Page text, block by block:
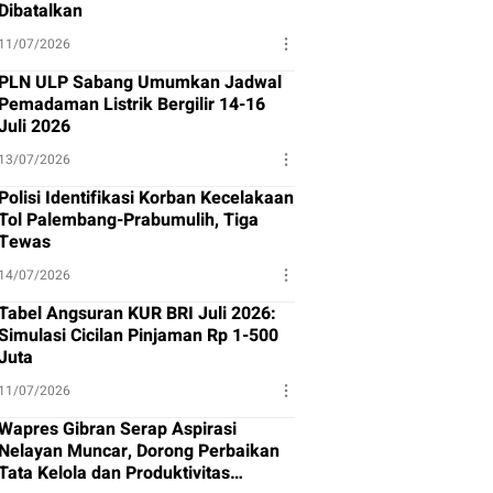
Dibatalkan
11/07/2026
PLN ULP Sabang Umumkan Jadwal
Pemadaman Listrik Bergilir 14-16
2026
13/07/2026
Polisi Identifikasi Korban Kecelakaan
Palembang-Prabumulih, Tiga
14/07/2026
Angsuran KUR BRI Juli 2026:
Cicilan Pinjaman Rp 1-500
11/07/2026
Gibran Serap Aspirasi
Nelayan Muncar, Dorong Perbaikan
Kelola dan Produktivitas